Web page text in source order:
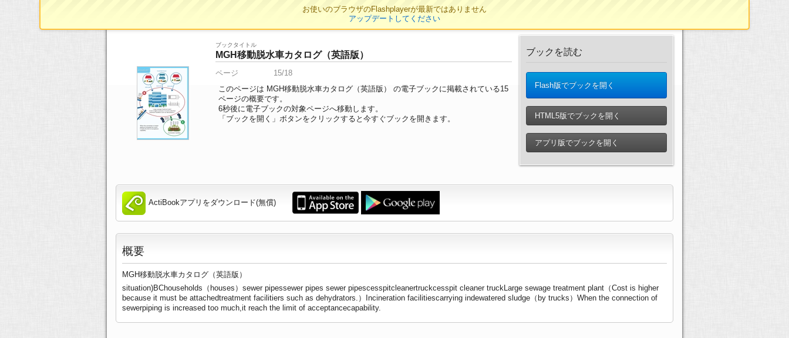
ブックタイトル
MGH移動脱水車カタログ（英語版）
ページ
15/18
このページは MGH移動脱水車カタログ（英語版） の電子ブックに掲載されている15
ページの概要です。
6秒後に電子ブックの対象ページへ移動します。
「ブックを開く」ボタンをクリックすると今すぐブックを開きます。
ブックを読む
Flash版でブックを開く
HTML5版でブックを開く
アプリ版でブックを開く
ActiBookアプリをダウンロード(無償)
概要
MGH移動脱水車カタログ（英語版）
situation)BChouseholds（houses）sewer pipessewer pipes sewer pipescesspitcleanertruckcesspit cleaner truckLarge sewage treatment plant（Cost is higher
because it must be attachedtreatment facilitiers such as dehydrators.）Incineration facilitiescarrying indewatered sludge（by trucks）When the connection of
sewerpiping is increased too much,it reach the limit of acceptancecapability.
お使いのブラウザのFlashplayerが最新ではありません
アップデートしてください